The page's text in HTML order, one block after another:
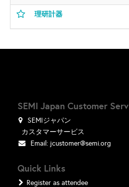
理研計器
SEMI Japan Customer
SEMIジャパン
カスタマーサービス
Email: jcustomer@semi.org
Quick Links
Register as attendee